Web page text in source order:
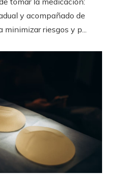
y acompañado de
riesgos y p...